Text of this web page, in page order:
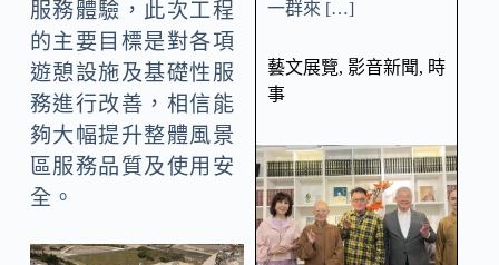
服務體驗，此次工程
的主要目標是對各項
遊憩設施及基礎性服
務進行改善，相信能
夠大幅提升整體風景
區服務品質及使用安
全。
一群來 […]
藝文展覽, 影音新聞, 時
事